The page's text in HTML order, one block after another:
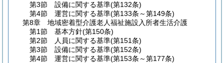
第3節
設備に関する基準(第132条)
第4節
運営に関する基準(第133条～第149条)
第8章
地域密着型介護老人福祉施設入所者生活介護
第1節
基本方針(第150条)
第2節
人員に関する基準(第151条)
第3節
設備に関する基準(第152条)
第4節
運営に関する基準(第153条～第177条)